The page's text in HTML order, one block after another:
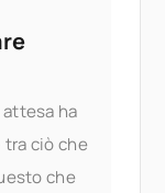
ha
ciò che
che